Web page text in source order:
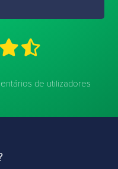
de utilizadores